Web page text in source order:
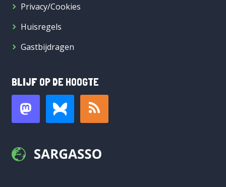
Privacy/Cookies
Huisregels
Gastbijdragen
BLIJF OP DE HOOGTE